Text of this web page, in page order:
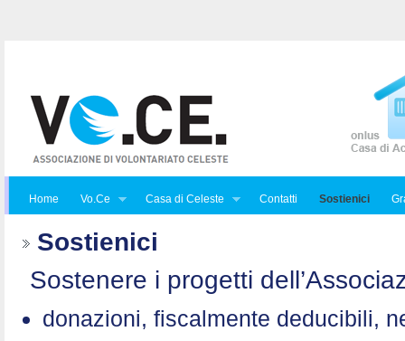
Home Vo.Ce Casa di Celeste Contatti Sostienici
Sostienici
Sostenere i progetti
donazioni, fiscalmente deducibili,